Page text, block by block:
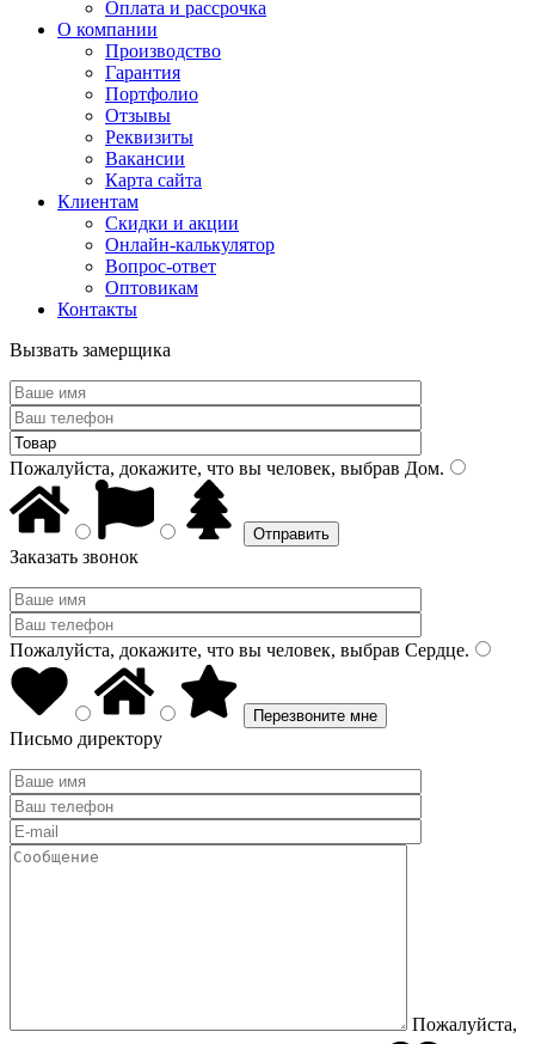
Оплата и рассрочка
О компании
Производство
Гарантия
Портфолио
Отзывы
Реквизиты
Вакансии
Карта сайта
Клиентам
Скидки и акции
Онлайн-калькулятор
Вопрос-ответ
Оптовикам
Контакты
Вызвать замерщика
Пожалуйста, докажите, что вы человек, выбрав Дом.
Заказать звонок
Пожалуйста, докажите, что вы человек, выбрав Сердце.
Письмо директору
Пожалуйста,